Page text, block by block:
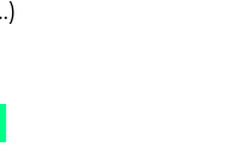
fille qui a perdu